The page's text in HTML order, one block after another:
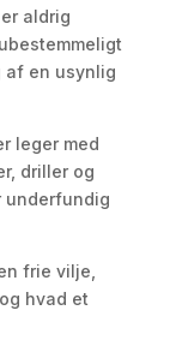
aldrig
af en usynlig
leger med
driller og
underfundig
frie vilje,
hvad et